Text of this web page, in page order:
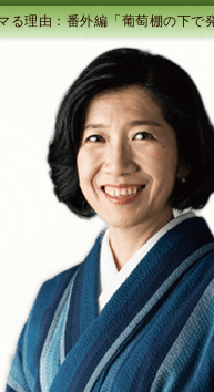
る理由：番外編「葡萄棚の下で